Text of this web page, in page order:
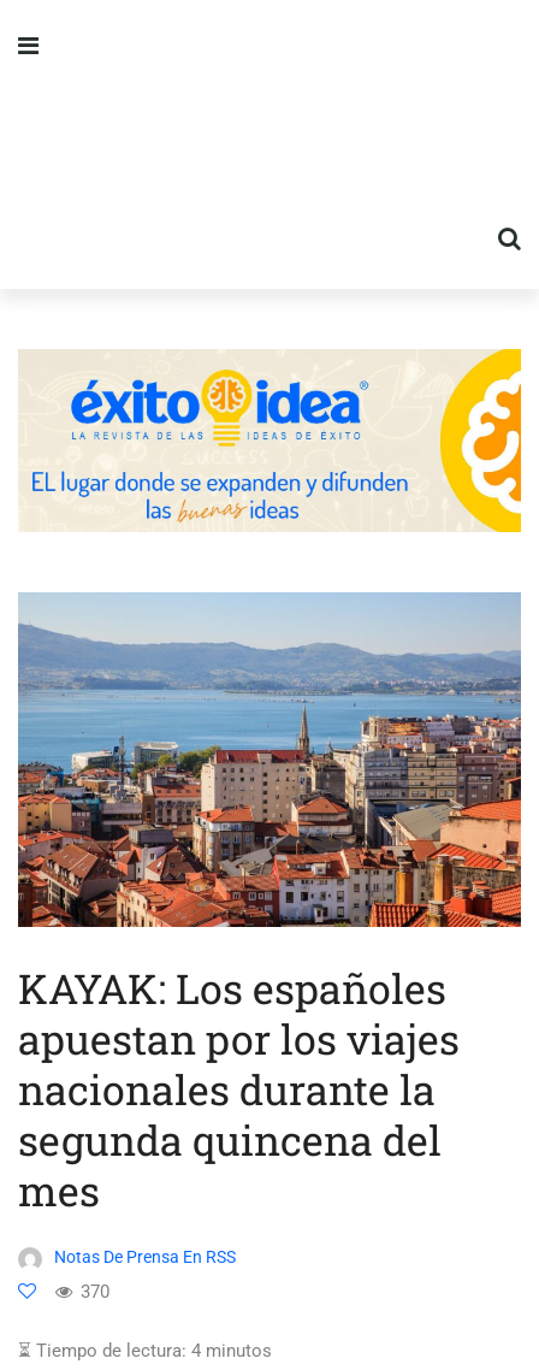
KAYAK: Los españoles
apuestan por los viajes
nacionales durante la
segunda quincena del
mes
Notas De Prensa En RSS
370
⏳ Tiempo de lectura: 4 minutos